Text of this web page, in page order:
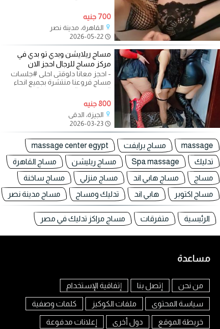
700 جنيه
القاهرة، مدينة نصر
مساج ريلايشن وبدي تو بدي في
مركز مساج للرجال احجز الان
- احجز معانا دلوقتى احلى #جلسات
مساج فروعنا منتشرة بجميع انحاء
#القاهرة و #الجيزة متاح #جلسات
800 جنيه
الجيزة، الدقي
massage مساج برايفت
massage center egypt
تدليك
Spa massage مساج ريليشن
مساج القاهرة
مساج
مساج هابي اند مساج منزلي
مساج ساخنة
مساج اكتوبر
هابي اند تدليك ومساج مساج مدينة نصر
الرئيسية متفرقات مساج مراكز تدليك في مصر
مساعدة
من نحن إتصل بنا إتفاقية الإستخدام
سياسة المحتوى ملفات الكوكيز كلمات وصفية
خريطة الموقع دول أخرى إعلانات مدفوعة